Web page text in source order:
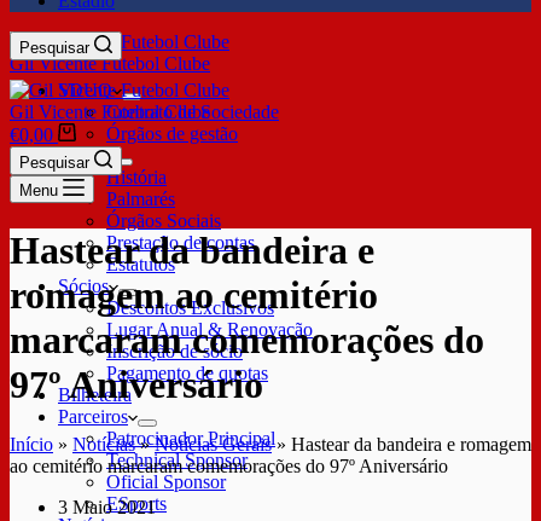
Gil Vicente Futebol Clube
Pesquisar
SDUQ
Contrato de Sociedade
Órgãos de gestão
Clube
História
Palmarés
Órgãos Sociais
Prestação de contas
Estatutos
Sócios
Descontos Exclusivos
Lugar Anual & Renovação
Inscrição de sócio
Pagamento de quotas
Bilheteira
Parceiros
Patrocinador Principal
Technical Sponsor
Oficial Sponsor
ESports
Gil Vicente Futebol Clube
€0,00
Pesquisar
Menu
Hastear da bandeira e
romagem ao cemitério
marcaram comemorações do
97º Aniversário
Início » Notícias»Notícias Gerais» Hastear da bandeira e romagem
ao cemitério marcaram comemorações do 97º Aniversário
3 Maio 2021